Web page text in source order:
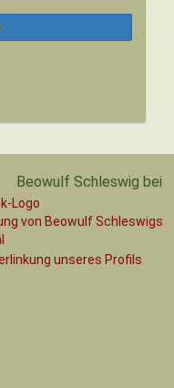
Beowulf Schleswig bei